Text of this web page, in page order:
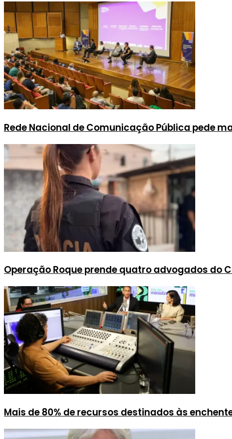
Rede Nacional de Comunicação Pública pede
Operação Roque prende quatro advogados do
Mais de 80% de recursos destinados às